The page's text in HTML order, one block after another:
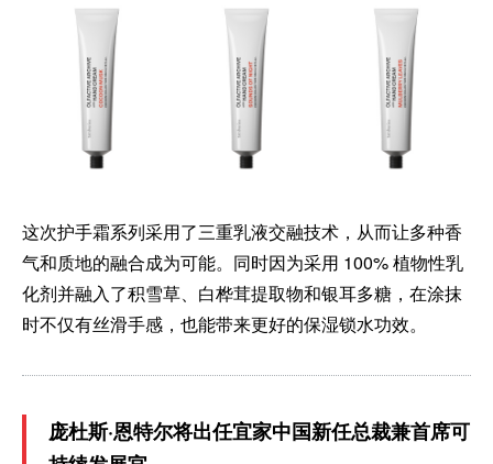
这次护手霜系列采用了三重乳液交融技术，从而让多种香
气和质地的融合成为可能。同时因为采用 100% 植物性乳
化剂并融入了积雪草、白桦茸提取物和银耳多糖，在涂抹
时不仅有丝滑手感，也能带来更好的保湿锁水功效。
庞杜斯·恩特尔将出任宜家中国新任总裁兼首席可